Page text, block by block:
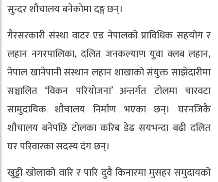
सुन्दर शौचालय बनेकाेमा दङ्ग छन्।
गैरसरकारी संस्था वाटर एड नेपालको प्राविधिक सहयोग र
लहान नगरपालिका, दलित जनकल्याण युवा क्लब लहान,
नेपाल खानेपानी संस्थान लहान शाखाको संयुक्त साझेदारीमा
सञ्चालित ‘विकन परियोजना’ अन्तर्गत टोलमा चारवटा
सामुदायिक शौचालय निर्माण भएका छन्। घरनजिकै
शौचालय बनेपछि टोलका करिब डेढ सयभन्दा बढी दलित
घर परिवारका सदस्य दंग छन्।
खुट्टी खोलाको वारि र पारि दुवै किनारमा मुसहर समुदायको